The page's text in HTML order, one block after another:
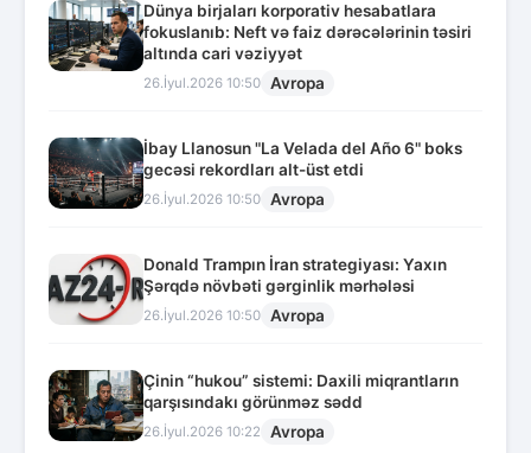
Dünya birjaları korporativ hesabatlara
fokuslanıb: Neft və faiz dərəcələrinin təsiri
altında cari vəziyyət
26.İyul.2026 10:50 Avropa
İbay Llanosun "La Velada del Año 6" boks
gecəsi rekordları alt-üst etdi
26.İyul.2026 10:50 Avropa
Donald Trampın İran strategiyası: Yaxın
Şərqdə növbəti gərginlik mərhələsi
26.İyul.2026 10:50 Avropa
Çinin “hukou” sistemi: Daxili miqrantların
qarşısındakı görünməz sədd
26.İyul.2026 10:22 Avropa